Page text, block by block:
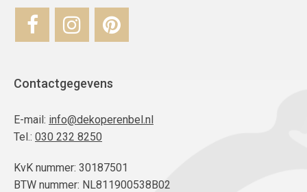
Contactgegevens
E-mail: info@dekoperenbel.nl
Tel.: 030 232 8250
KvK nummer: 30187501
BTW nummer: NL811900538B02